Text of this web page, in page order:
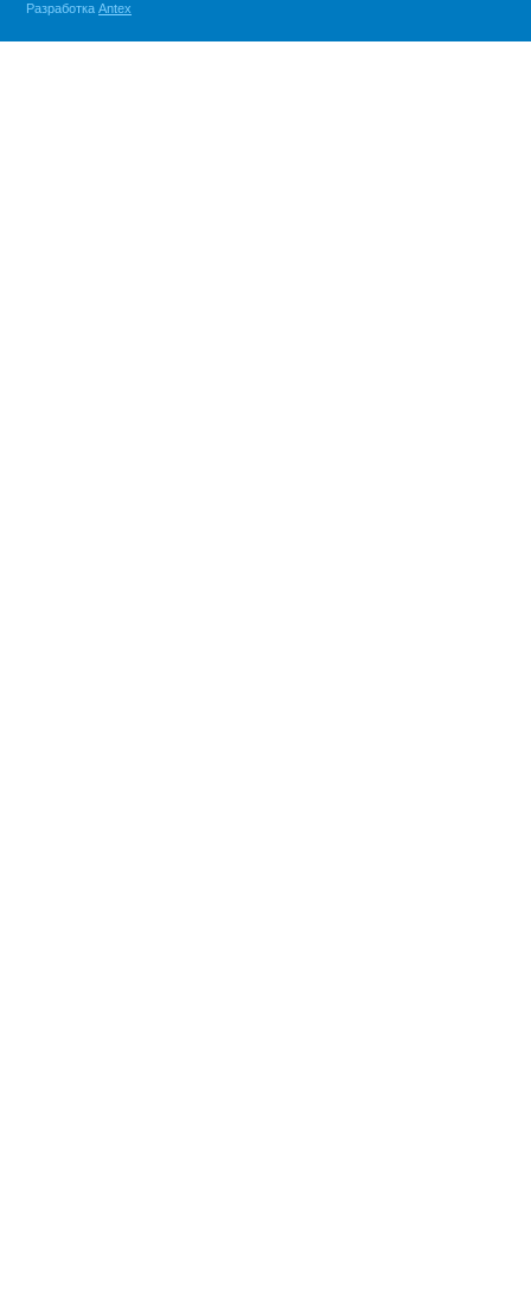
Разработка Antex